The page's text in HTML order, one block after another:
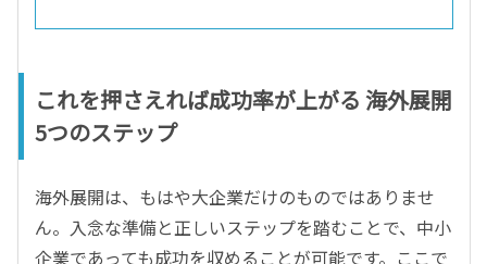
これを押さえれば成功率が上がる 海外展開
5つのステップ
海外展開は、もはや大企業だけのものではありませ
ん。入念な準備と正しいステップを踏むことで、中小
企業であっても成功を収めることが可能です。ここで